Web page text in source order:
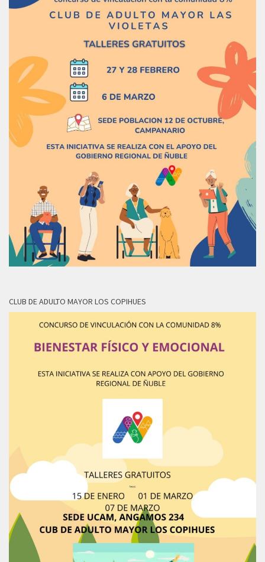
CLUB DE ADULTO MAYOR LOS COPIHUES